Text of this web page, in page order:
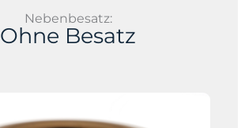
Nebenbesatz:
Ohne Besatz